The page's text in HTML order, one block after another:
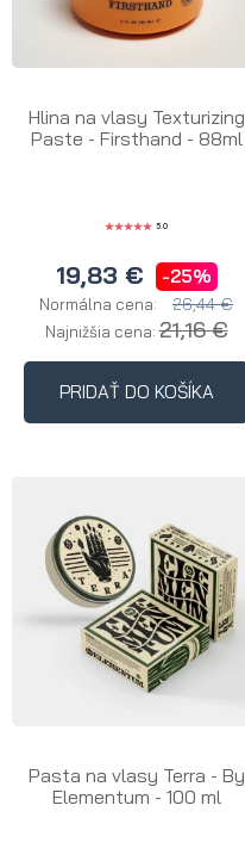
Hlina na vlasy Texturizing
Paste - Firsthand - 88ml
5.0
19,83 € -25%
Normálna cena: 26,44 €
Najnižšia cena:21,16 €
PRIDAŤ DO KOŠÍKA
Pasta na vlasy Terra - By
Elementum - 100 ml